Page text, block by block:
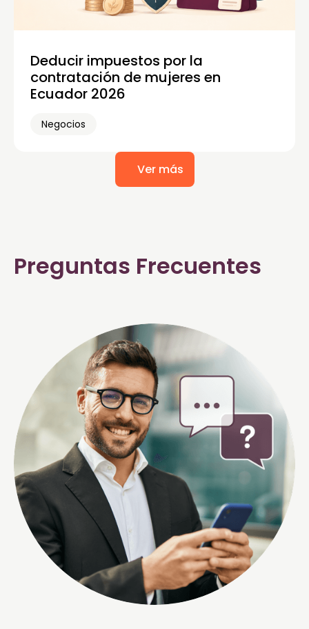
Deducir impuestos por la
contratación de mujeres en
Ecuador 2026
Negocios
Ver más
Preguntas Frecuentes